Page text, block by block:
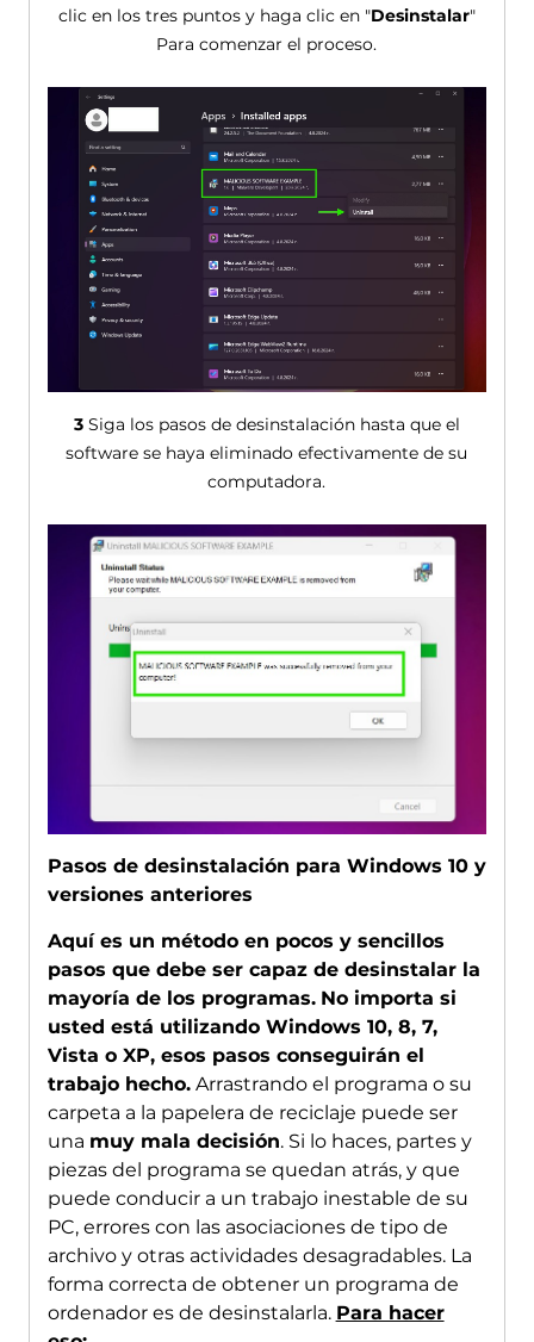
clic en los tres puntos y haga clic en "Desinstalar"
Para comenzar el proceso.
3Siga los pasos de desinstalación hasta que el
software se haya eliminado efectivamente de su
computadora.
Pasos de desinstalación para Windows 10 y
versiones anteriores
Aquí es un método en pocos y sencillos
pasos que debe ser capaz de desinstalar la
mayoría de los programas. No importa si
usted está utilizando Windows 10, 8, 7,
Vista o XP, esos pasos conseguirán el
trabajo hecho.Arrastrando el programa o su
carpeta a la papelera de reciclaje puede ser
una muy mala decisión. Si lo haces, partes y
piezas del programa se quedan atrás, y que
puede conducir a un trabajo inestable de su
PC, errores con las asociaciones de tipo de
archivo y otras actividades desagradables. La
forma correcta de obtener un programa de
ordenador es de desinstalarla. Para hacer